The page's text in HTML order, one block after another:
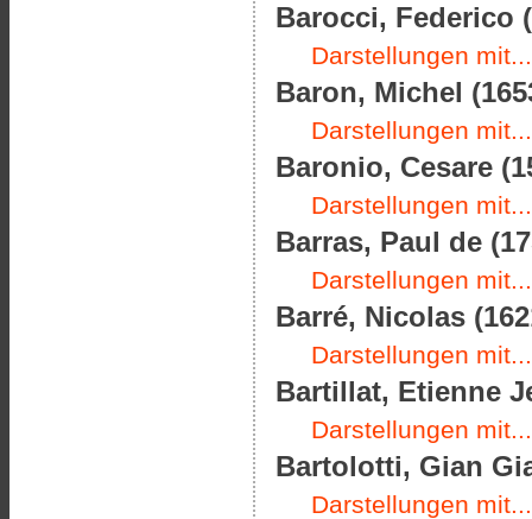
Barocci, Federico
Darstellungen mit...
Baron, Michel
Darstellungen mit...
Baronio, Cesare
Darstellungen mit...
Barras, Paul de
Darstellungen mit...
Barré, Nicolas
Darstellungen mit...
Bartillat, Etienne
Darstellungen mit...
Bartolotti, Gian
Darstellungen mit...